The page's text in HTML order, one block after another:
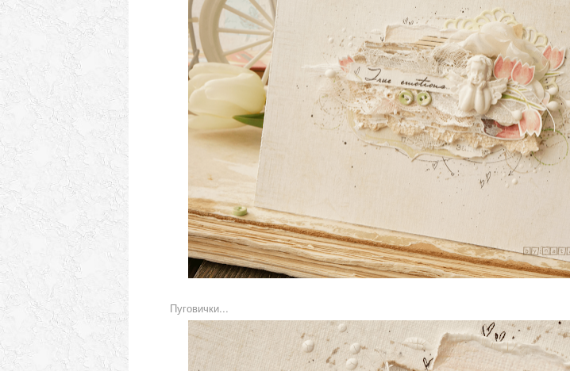
Пуговички...